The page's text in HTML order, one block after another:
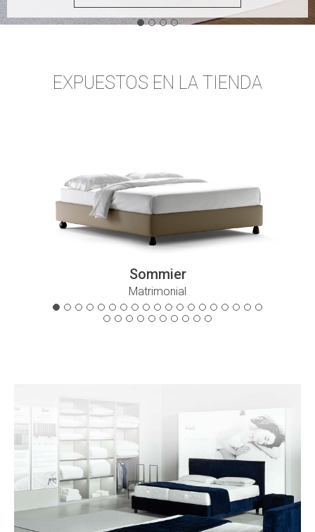
EXPUESTOS EN LA TIENDA
Sommier
Matrimonial